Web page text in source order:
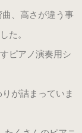
、高さが違う事
た。
ピアノ演奏用シ
が詰まっていま